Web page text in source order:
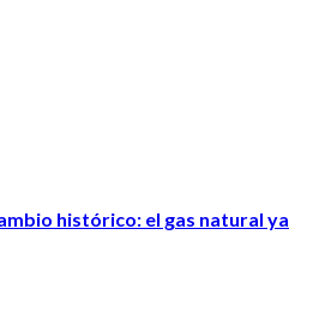
histórico: el gas natural ya